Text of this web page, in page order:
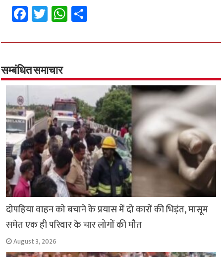
Fa
ce
b
o
o
k
T
wi
tt
er
W
h
at
p
p
ar
सम्बंधित समाचार
दोपहिया वाहन को बचाने के प्रयास में दो कारों की भिड़ंत, मासूम
समेत एक ही परिवार के चार लोगों की मौत
August 3, 2026